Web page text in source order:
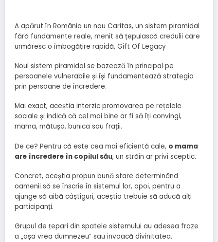
A apărut în România un nou Caritas, un sistem piramidal
fără fundamente reale, menit să țepuiască credulii care
urmăresc o îmbogățire rapidă, Gift Of Legacy
Noul sistem piramidal se bazează în principal pe
persoanele vulnerabile și își fundamentează strategia
prin persoane de încredere.
Mai exact, aceștia interzic promovarea pe rețelele
sociale și indică că cel mai bine ar fi să îți convingi,
mama, mătușa, bunica sau frații.
De ce? Pentru că este cea mai eficientă cale, o mama
are încredere în copilul său, un străin ar privi sceptic.
Concret, aceștia propun bună stare determinând
oamenii să se înscrie în sistemul lor, apoi, pentru a
ajunge să aibă câștiguri, aceștia trebuie să aducă alți
participanți.
Grupul de țepari din spatele sistemului au adesea fraze
a „așa vrea dumnezeu” sau invoacă divinitatea.